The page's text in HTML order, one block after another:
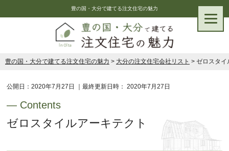
豊の国・大分で建てる注文住宅の魅力
豊の国・大分で建てる注文住宅の魅力 > 大分の注文住宅会社リスト > ゼロスタイ
公開日：2020年7月27日 ｜最終更新日時：2020年7月27日
ゼロスタイルアーキテクト